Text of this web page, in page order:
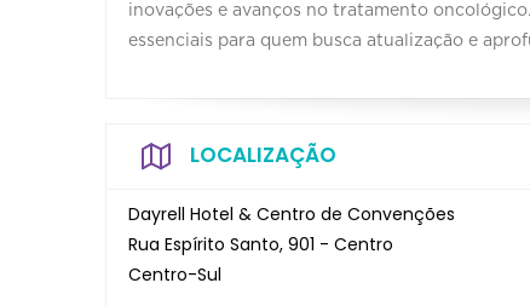
inovações e avanços no tratamento
essenciais para quem busca atualização e
LOCALIZAÇÃO
Dayrell Hotel & Centro de Convenções
Rua Espírito Santo, 901 - Centro
Centro-Sul